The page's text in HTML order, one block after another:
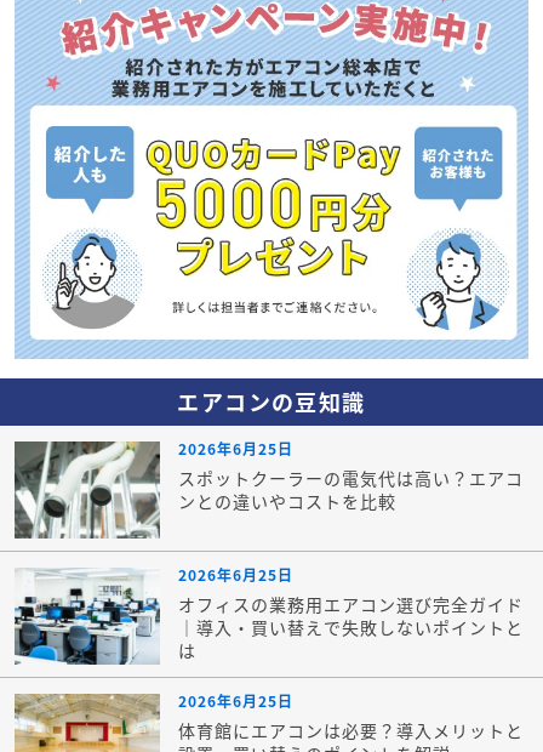
エアコンの豆知識
2026年6月25日
スポットクーラーの電気代は高い？エアコ
ンとの違いやコストを比較
2026年6月25日
オフィスの業務用エアコン選び完全ガイド
｜導入・買い替えで失敗しないポイントと
は
2026年6月25日
体育館にエアコンは必要？導入メリットと